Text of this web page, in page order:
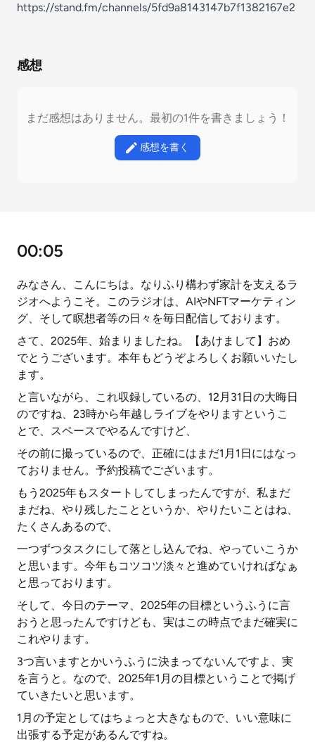
https://stand.fm/channels/5fd9a8143147b7f1382167e2
感想
まだ感想はありません。最初の1件を書きましょう！
感想を書く
00:05
みなさん、こんにちは。なりふり構わず家計を支えるラ
ジオへようこそ。このラジオは、AIやNFTマーケティン
グ、そして瞑想者等の日々を毎日配信しております。
さて、2025年、始まりましたね。【あけまして】おめ
でとうございます。本年もどうぞよろしくお願いいたし
ます。
と言いながら、これ収録しているの、12月31日の大晦日
のですね、23時から年越しライブをやりますというこ
とで、スペースでやるんですけど、
その前に撮っているので、正確にはまだ1月1日にはなっ
ておりません。予約投稿でございます。
もう2025年もスタートしてしまったんですが、私まだ
まだね、やり残したことというか、やりたいことはね、
たくさんあるので、
一つずつタスクにして落とし込んでね、やっていこうか
と思います。今年もコツコツ淡々と進めていければなぁ
と思っております。
そして、今日のテーマ、2025年の目標というふうに言
おうと思ったんですけども、実はこの時点でまだ確実に
これやります。
3つ言いますとかいうふうに決まってないんですよ、実
を言うと。なので、2025年1月の目標ということで掲げ
ていきたいと思います。
1月の予定としてはちょっと大きなもので、いい意味に
出張する予定があるんですね。